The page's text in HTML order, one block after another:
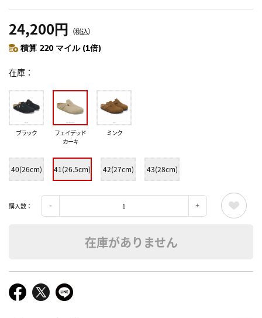
24,200円 （税込）
積算 220 マイル (1倍)
在庫
ブラック
フェイデッド
カーキ
ミンク
40(26cm) 41(26.5cm) 42(27cm) 43(28cm)
購入数：
在庫がありません